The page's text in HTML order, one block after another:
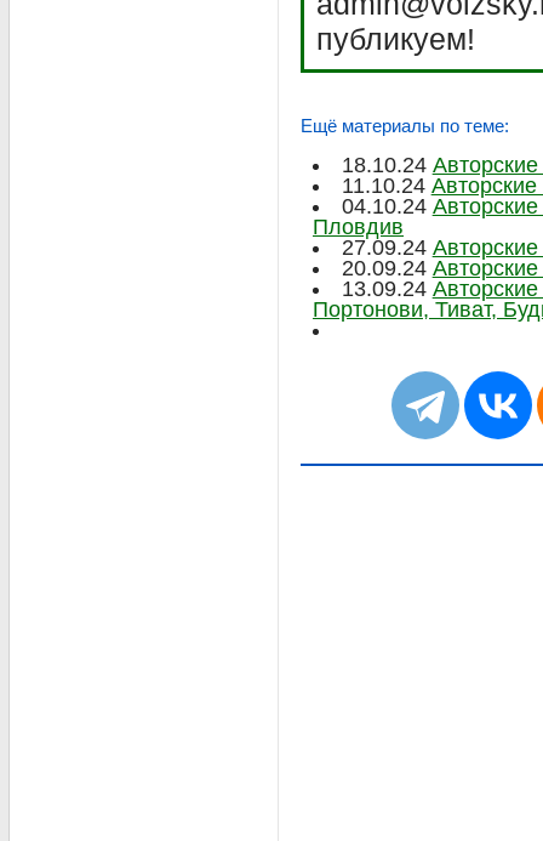
публикуем!
Ещё материалы по теме:
18.10.24
11.10.24
04.10.24
Пловдив
27.09.24
20.09.24
13.09.24
Портонови, Тиват,